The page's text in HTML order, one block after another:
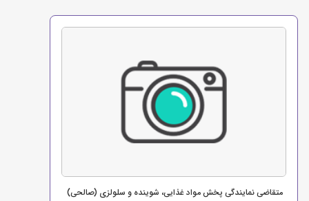
متقاضی نمایندگی پخش مواد غذایی، شوینده و سلولزی (صالحی)